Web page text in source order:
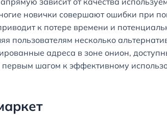
новички совершают ошибки при
к потере времени и
пользователям несколько
адреса в зоне онион,
шагом к эффективному